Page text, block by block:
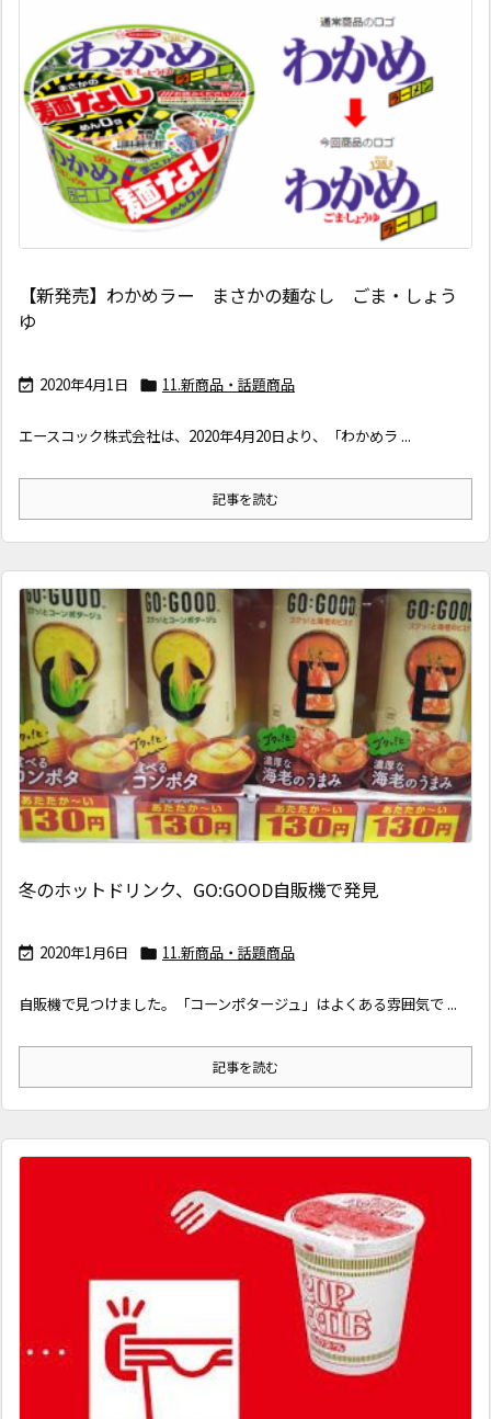
【新発売】わかめラー まさかの麺なし ごま・しょう
ゆ
 2020年4月1日  11.新商品・話題商品
エースコック株式会社は、2020年4月20日より、「わかめラ ...
記事を読む
冬のホットドリンク、GO:GOOD自販機で発見
 2020年1月6日  11.新商品・話題商品
自販機で見つけました。「コーンポタージュ」はよくある雰囲気で ...
記事を読む